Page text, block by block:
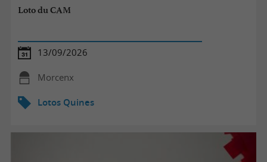
Loto du CAM
13/09/2026
Morcenx
Lotos Quines